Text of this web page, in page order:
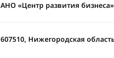
АНО «Центр развития бизнеса»
607510, Нижегородская